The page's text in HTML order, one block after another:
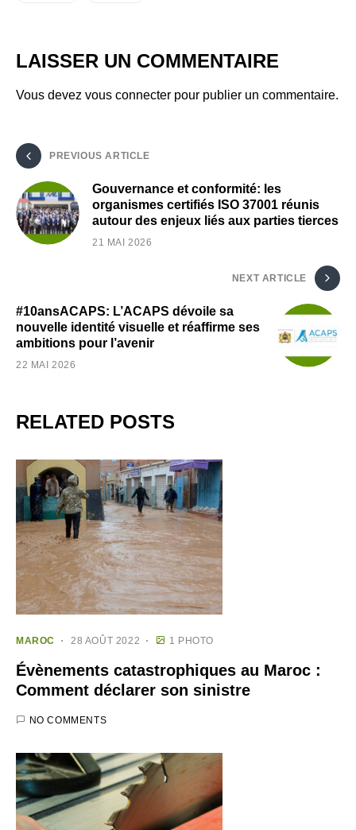
LAISSER UN COMMENTAIRE
Vous devez vous connecter pour publier un commentaire.
PREVIOUS ARTICLE
Gouvernance et conformité: les
organismes certifiés ISO 37001 réunis
autour des enjeux liés aux parties tierces
21 MAI 2026
NEXT ARTICLE
#10ansACAPS: L’ACAPS dévoile sa
nouvelle identité visuelle et réaffirme ses
ambitions pour l’avenir
22 MAI 2026
RELATED POSTS
MAROC 28 AOÛT 2022 1 PHOTO
Évènements catastrophiques au Maroc :
Comment déclarer son sinistre
NO COMMENTS